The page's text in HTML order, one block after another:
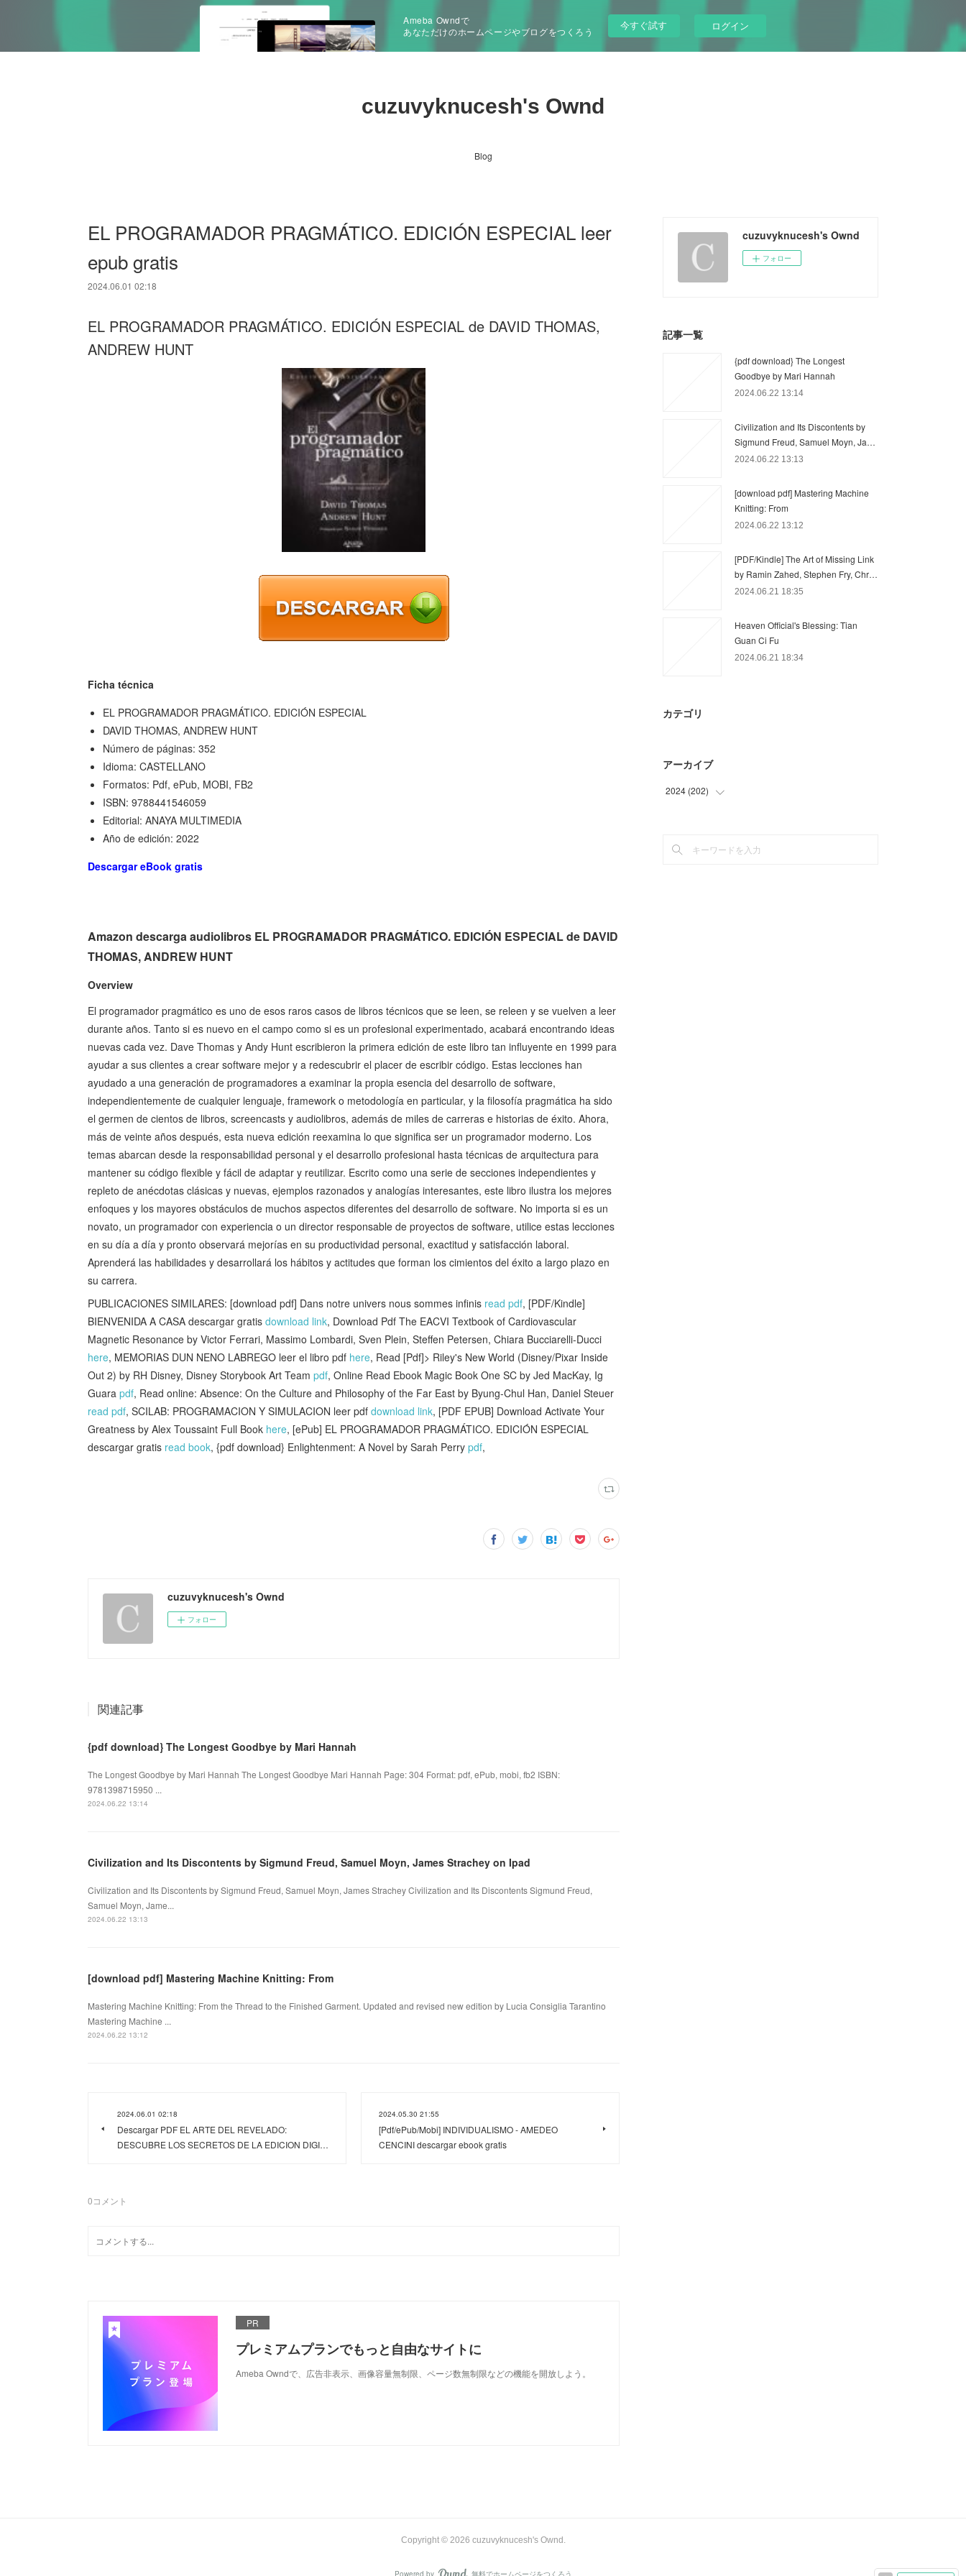
Ameba Owndで
あなただけのホームページやブログをつくろう
今すぐ試す ログイン
cuzuvyknucesh's Ownd
Blog
EL PROGRAMADOR PRAGMÁTICO. EDICIÓN ESPECIAL leer
epub gratis
2024.06.01 02:18
EL PROGRAMADOR PRAGMÁTICO. EDICIÓN ESPECIAL de DAVID THOMAS,
ANDREW HUNT
Ficha técnica
EL PROGRAMADOR PRAGMÁTICO. EDICIÓN ESPECIAL
DAVID THOMAS, ANDREW HUNT
Número de páginas: 352
Idioma: CASTELLANO
Formatos: Pdf, ePub, MOBI, FB2
ISBN: 9788441546059
Editorial: ANAYA MULTIMEDIA
Año de edición: 2022
Descargar eBook gratis
Amazon descarga audiolibros EL PROGRAMADOR PRAGMÁTICO. EDICIÓN ESPECIAL de DAVID
THOMAS, ANDREW HUNT
Overview
El programador pragmático es uno de esos raros casos de libros técnicos que se leen, se releen y se vuelven a leer
durante años. Tanto si es nuevo en el campo como si es un profesional experimentado, acabará encontrando ideas
nuevas cada vez. Dave Thomas y Andy Hunt escribieron la primera edición de este libro tan influyente en 1999 para
ayudar a sus clientes a crear software mejor y a redescubrir el placer de escribir código. Estas lecciones han
ayudado a una generación de programadores a examinar la propia esencia del desarrollo de software,
independientemente de cualquier lenguaje, framework o metodología en particular, y la filosofía pragmática ha sido
el germen de cientos de libros, screencasts y audiolibros, además de miles de carreras e historias de éxito. Ahora,
más de veinte años después, esta nueva edición reexamina lo que significa ser un programador moderno. Los
temas abarcan desde la responsabilidad personal y el desarrollo profesional hasta técnicas de arquitectura para
mantener su código flexible y fácil de adaptar y reutilizar. Escrito como una serie de secciones independientes y
repleto de anécdotas clásicas y nuevas, ejemplos razonados y analogías interesantes, este libro ilustra los mejores
enfoques y los mayores obstáculos de muchos aspectos diferentes del desarrollo de software. No importa si es un
novato, un programador con experiencia o un director responsable de proyectos de software, utilice estas lecciones
en su día a día y pronto observará mejorías en su productividad personal, exactitud y satisfacción laboral.
Aprenderá las habilidades y desarrollará los hábitos y actitudes que forman los cimientos del éxito a largo plazo en
su carrera.
PUBLICACIONES SIMILARES: [download pdf] Dans notre univers nous sommes infinis read pdf, [PDF/Kindle]
BIENVENIDA A CASA descargar gratis download link, Download Pdf The EACVI Textbook of Cardiovascular
Magnetic Resonance by Victor Ferrari, Massimo Lombardi, Sven Plein, Steffen Petersen, Chiara Bucciarelli-Ducci
here, MEMORIAS DUN NENO LABREGO leer el libro pdf here, Read [Pdf]> Riley's New World (Disney/Pixar Inside
Out 2) by RH Disney, Disney Storybook Art Team pdf, Online Read Ebook Magic Book One SC by Jed MacKay, Ig
Guara pdf, Read online: Absence: On the Culture and Philosophy of the Far East by Byung-Chul Han, Daniel Steuer
read pdf, SCILAB: PROGRAMACION Y SIMULACION leer pdf download link, [PDF EPUB] Download Activate Your
Greatness by Alex Toussaint Full Book here, [ePub] EL PROGRAMADOR PRAGMÁTICO. EDICIÓN ESPECIAL
descargar gratis read book, {pdf download} Enlightenment: A Novel by Sarah Perry pdf,
cuzuvyknucesh's Ownd
フォロー
関連記事
{pdf download} The Longest Goodbye by Mari Hannah
The Longest Goodbye by Mari Hannah The Longest Goodbye Mari Hannah Page: 304 Format: pdf, ePub, mobi, fb2 ISBN:
9781398715950 ...
2024.06.22 13:14
Civilization and Its Discontents by Sigmund Freud, Samuel Moyn, James Strachey on Ipad
Civilization and Its Discontents by Sigmund Freud, Samuel Moyn, James Strachey Civilization and Its Discontents Sigmund Freud,
Samuel Moyn, Jame...
2024.06.22 13:13
[download pdf] Mastering Machine Knitting: From
Mastering Machine Knitting: From the Thread to the Finished Garment. Updated and revised new edition by Lucia Consiglia Tarantino
Mastering Machine ...
2024.06.22 13:12
2024.06.01 02:18
Descargar PDF EL ARTE DEL REVELADO:
DESCUBRE LOS SECRETOS DE LA EDICION DIGI…
2024.05.30 21:55
[Pdf/ePub/Mobi] INDIVIDUALISMO - AMEDEO
CENCINI descargar ebook gratis
0コメント
PR
プレミアムプランでもっと自由なサイトに
Ameba Owndで、広告非表示、画像容量無制限、ページ数無制限などの機能を開放しよう。
cuzuvyknucesh's Ownd
フォロー
記事一覧
{pdf download} The Longest
Goodbye by Mari Hannah
2024.06.22 13:14
Civilization and Its Discontents by
Sigmund Freud, Samuel Moyn, Ja…
2024.06.22 13:13
[download pdf] Mastering Machine
Knitting: From
2024.06.22 13:12
[PDF/Kindle] The Art of Missing Link
by Ramin Zahed, Stephen Fry, Chr…
2024.06.21 18:35
Heaven Official's Blessing: Tian
Guan Ci Fu
2024.06.21 18:34
カテゴリ
アーカイブ
2024 (202)
(
Copyright © 2026 cuzuvyknucesh's Ownd .
Powered by 無料でホームページをつくろう